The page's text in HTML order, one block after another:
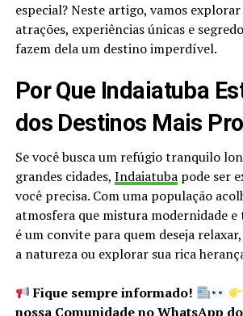
especial? Neste artigo, vamos
atrações, experiências únicas e
fazem dela um destino imperdível.
Por Que Indaiatuba
dos Destinos Mais
Se você busca um refúgio tranquilo
grandes cidades, Indaiatubapode ser
você precisa. Com uma população
atmosfera que mistura modernidade e
é um convite para quem deseja
a natureza ou explorar sua rica
Fique sempre informado!
nossa Comunidade no WhatsApp